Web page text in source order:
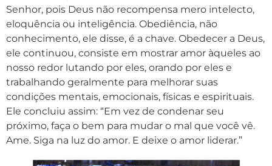
Senhor, pois Deus não recompensa mero intelecto,
eloquência ou inteligência. Obediência, não
conhecimento, ele disse, é a chave. Obedecer a Deus,
ele continuou, consiste em mostrar amor àqueles ao
nosso redor lutando por eles, orando por eles e
trabalhando geralmente para melhorar suas
condições mentais, emocionais, físicas e espirituais.
Ele concluiu assim: “Em vez de condenar seu
próximo, faça o bem para mudar o mal que você vê.
Ame. Siga na luz do amor. E deixe o amor liderar.”